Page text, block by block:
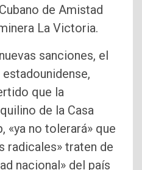
de Amistad
La Victoria.
sanciones, el
que la
de la Casa
«ya no tolerará» que
radicales» traten de
nacional» del país